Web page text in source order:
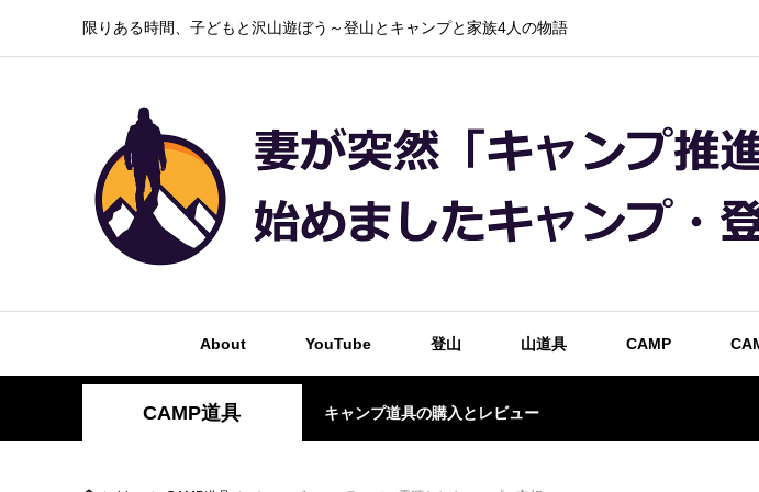
限りある時間、子どもと沢山遊ぼう～登山とキャンプと家族4人の物語
About YouTube 登山 山道具 CAMP
CAMP道具 キャンプ道具の購入とレビュー